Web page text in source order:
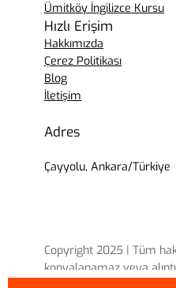
Ümitköy İngilizce Kursu
Hızlı Erişim
Hakkımızda
Çerez Politikası
Blog
İletişim
Adres
Çayyolu, Ankara/Türkiye
Copyright 2025 | Tüm
kopyalanamaz veya